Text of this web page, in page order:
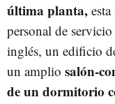
última planta,
personal de
inglés, un edificio
un amplio salón-
de un dormitorio